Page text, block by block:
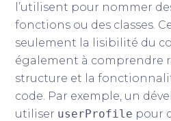
l’utilisent pour nommer
fonctions ou des classes.
seulement la lisibilité du
également à comprendre
structure et la
code. Par exemple, un
utiliser userProfile pour